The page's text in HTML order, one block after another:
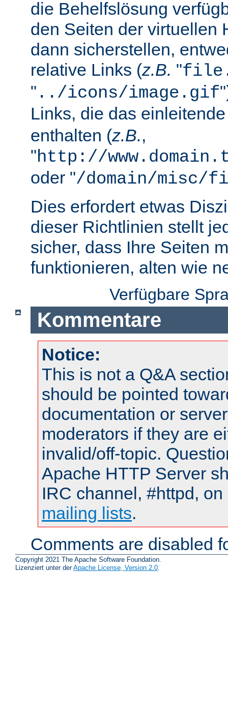
die Behelfslösung
den Seiten der virtuellen
dann sicherstellen,
relative Links (z.B. "
" ../icons/image.gif
Links, die das
enthalten (z.B.,
"http://
oder "/domain/misc/
Dies erfordert etwas
dieser Richtlinien stellt
sicher, dass Ihre Seiten
funktionieren, alten wie
Verfügbare
Kommentare
Notice:
This is not a Q&A
should be pointed
documentation or
moderators if they are
invalid/off-topic.
Apache HTTP Server
IRC channel, #httpd,
mailing lists.
Comments are disabled
Copyright 2021 The Apache Software Foundation.
Lizenziert unter derApache License, Version 2.0.